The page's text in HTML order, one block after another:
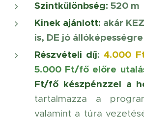
Szintkülönbség: 520 m
Kinek ajánlott: akár
is, DE jó
Részvételi díj:4.000
5.000 Ft/fő előre
Ft/fő készpénzzel a
tartalmazza a
valamint a túra